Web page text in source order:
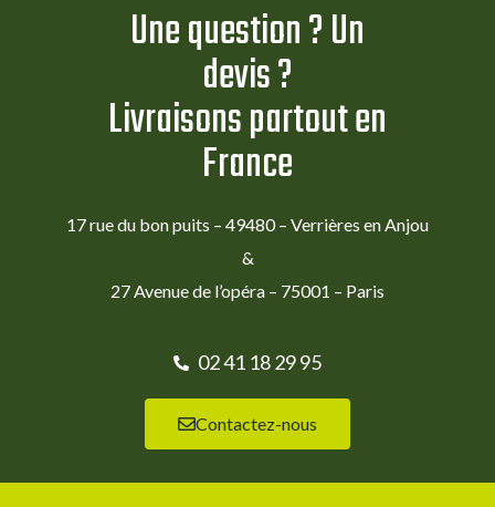
Une question ? Un
devis ?
Livraisons partout en
France
17 rue du bon puits – 49480 – Verrières en Anjou
&
27 Avenue de l’opéra – 75001 – Paris
02 41 18 29 95
Contactez-nous